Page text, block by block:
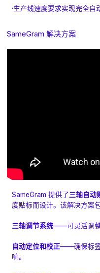
·生产线速度要求实现完全自
SameGram 解决方案
SameGram 提供了三轴自动
度贴标而设计。该解决方案包
三轴调节系统——可灵活调整
自动定位和校正——确保标签
响。